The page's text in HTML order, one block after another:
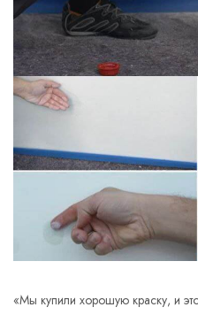
«Мы купили хорошую краску, и